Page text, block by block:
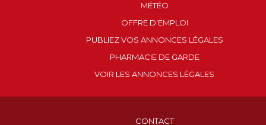
MÉTÉO
OFFRE D'EMPLOI
PUBLIEZ VOS ANNONCES LÉGALES
PHARMACIE DE GARDE
VOIR LES ANNONCES LÉGALES
CONTACT